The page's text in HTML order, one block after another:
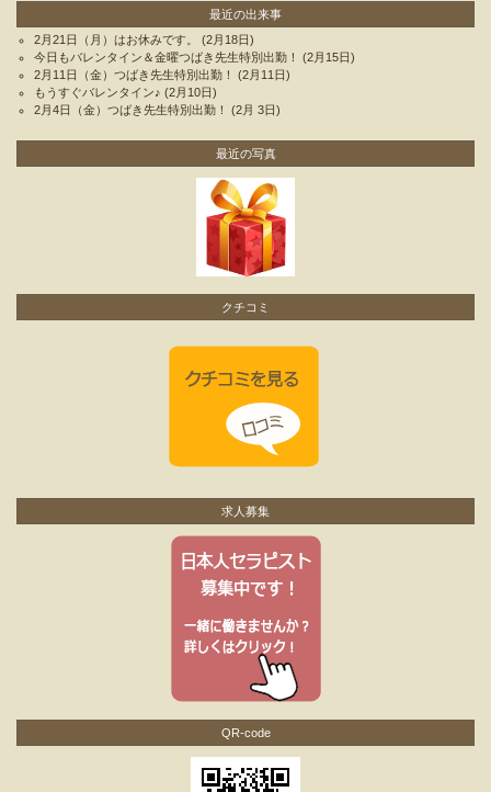
最近の出来事
2月21日（月）はお休みです。
(2月18日)
今日もバレンタイン＆金曜つばき先生特別出勤！
(2月15日)
2月11日（金）つばき先生特別出勤！
(2月11日)
もうすぐバレンタイン♪ (2月10日)
2月4日（金）つばき先生特別出勤！
(2月 3日)
最近の写真
クチコミ
求人募集
QR-code